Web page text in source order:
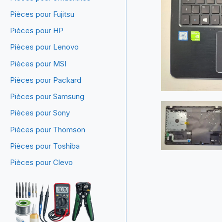
Pièces pour Fujitsu
Pièces pour HP
Pièces pour Lenovo
Pièces pour MSI
Pièces pour Packard
Pièces pour Samsung
Pièces pour Sony
Pièces pour Thomson
Pièces pour Toshiba
Pièces pour Clevo